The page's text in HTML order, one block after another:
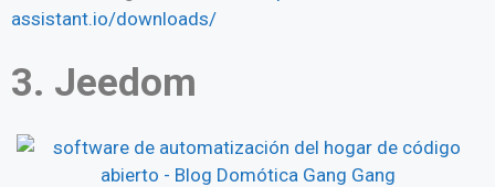
assistant.io/downloads/
3. Jeedom